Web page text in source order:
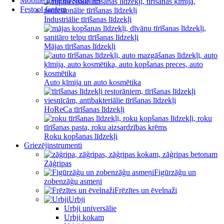
Festool faniem
Industriālie tīrīšanas līdzekļi
Mājas tīrīšanas līdzekļi
Auto ķīmija un auto kosmētika
HoReCa tīrīšanas līdzekļi
Roku kopšanas līdzekļi
Griezējinstrumenti
Zāģripas
Figūrzāģu un
zobenzāģu asmeņi
Frēzītes un ēvelnaži
Urbji
Urbji universālie
Urbji kokam